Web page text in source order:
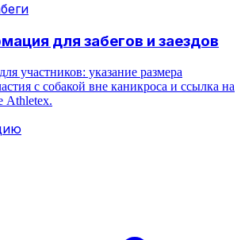
для забегов и заездов
участников: указание размера
с собакой вне каникроса и ссылка на
Athletex.